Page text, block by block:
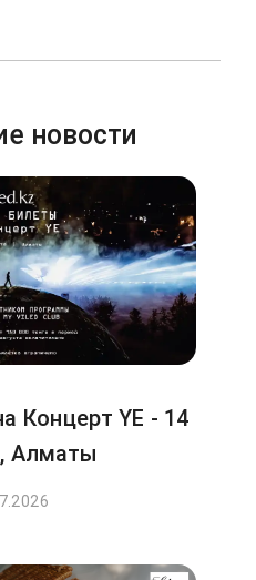
новости
Концерт YE - 14
Алматы